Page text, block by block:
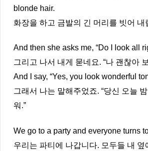
blonde hair.
화장을 하고 금발의 긴 머리를 빗어 내
And then she asks me, “Do I look all
그리고 나서 내게 묻네요. “나 괜찮아
And I say, “Yes, you look wonderful
그래서 나는 말해주었죠. “당신 오늘
워.”
We go to a party and everyone turns
우리는 파티에 나갑니다. 모두들 내 옆